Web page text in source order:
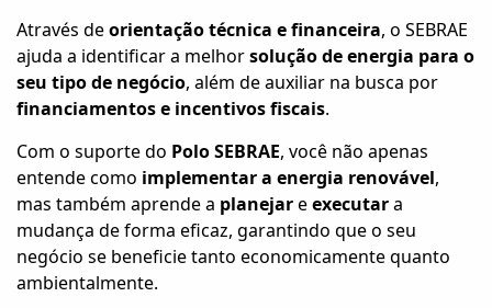
Através deorientação técnica e financeira, o SEBRAE
ajuda a identificar a melhorsolução de energia para o
seu tipo de negócio, além de auxiliar na busca por
financiamentos e incentivos fiscais.
Com o suporte do Polo SEBRAE, você não apenas
entende como implementar a energia renovável,
mas também aprende a planejareexecutara
mudança de forma eficaz, garantindo que o seu
negócio se beneficie tanto economicamente quanto
ambientalmente.